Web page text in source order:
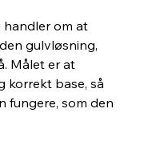
om at
gulvløsning,
Målet er at
korrekt base, så
fungere, som den